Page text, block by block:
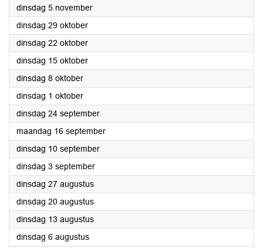
dinsdag 5 november2024
dinsdag 29 oktober2024
dinsdag 22 oktober2024
dinsdag 15 oktober2024
dinsdag 8 oktober2024
dinsdag 1 oktober2024
dinsdag 24 september2024
maandag 16 september2024
dinsdag 10 september2024
dinsdag 3 september2024
dinsdag 27 augustus2024
dinsdag 20 augustus2024
dinsdag 13 augustus2024
dinsdag 6 augustus2024